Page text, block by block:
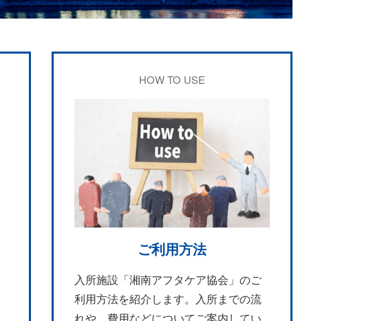
HOW TO USE
ご利用方法
入所施設「湘南アフタケア協会」のご
利用方法を紹介します。入所までの流